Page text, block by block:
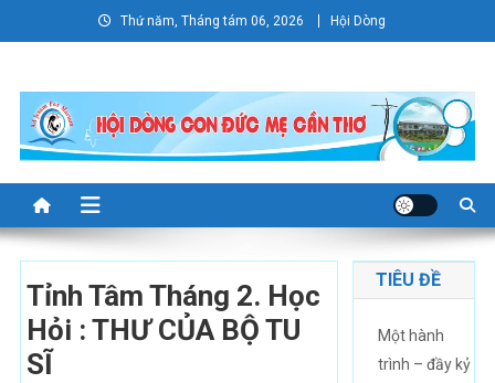
to
Thứ năm, Tháng tám 06, 2026 Hội Dòng
Tỉnh Tâm Tháng 2. Học
Hỏi : THƯ CỦA BỘ TU
SĨ
TIÊU ĐỀ
Một hành
trình – đầy kỷ